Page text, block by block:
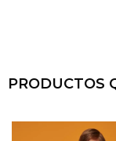
PRODUCTOS